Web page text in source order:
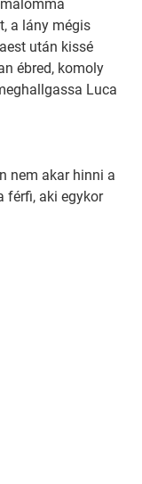
a lány mégis
után kissé
ébred, komoly
Luca
nem akar hinni a
férfi, aki egykor